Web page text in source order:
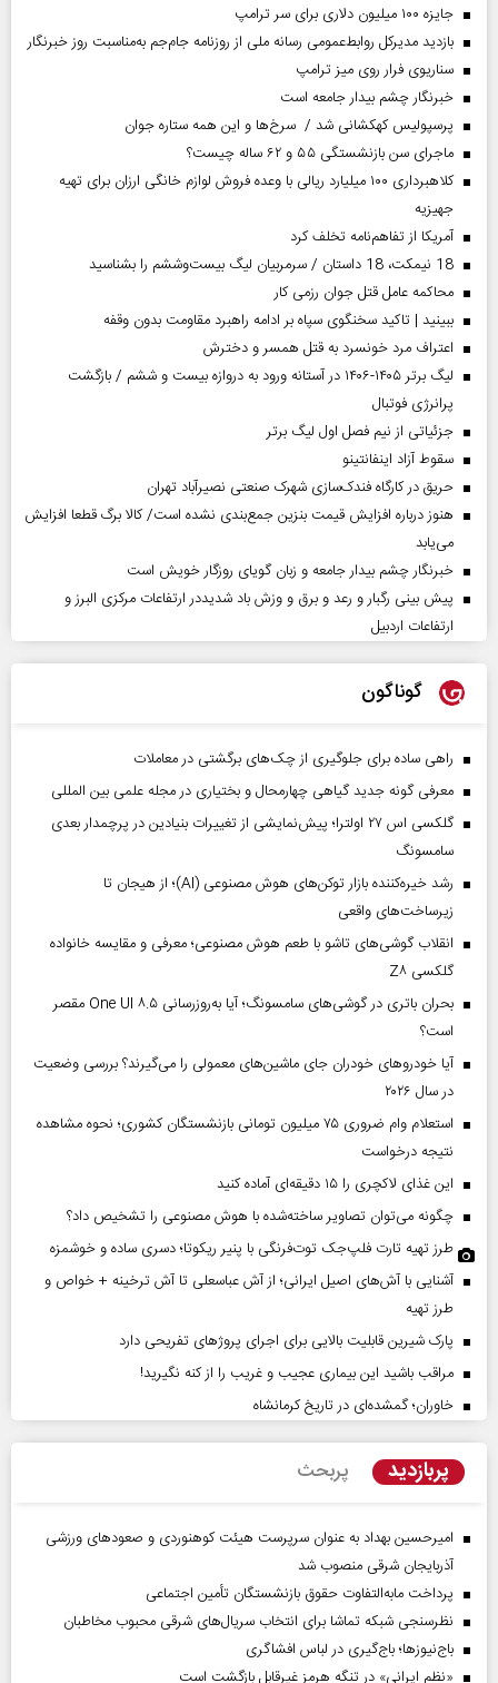
جایزه ۱۰۰ میلیون دلاری برای سر ترامپ
بازدید مدیرکل روابط‌عمومی رسانه ملی از روزنامه جام‌جم به‌مناسبت روز خبرنگار
سناریوی فرار روی میز ترامپ
خبرنگار چشم بیدار جامعه است
پرسپولیس کهکشانی شد / سرخ‌ها و این همه ستاره جوان
ماجرای سن بازنشستگی ۵۵ و ۶۲ ساله چیست؟
کلاهبرداری ۱۰۰ میلیارد ریالی با وعده فروش لوازم خانگی ارزان برای تهیه
جهیزیه
آمریکا از تفاهم‌نامه تخلف کرد
18 نیمکت، 18 داستان / سرمربیان لیگ بیست‌وششم را بشناسید
محاکمه عامل قتل جوان رزمی کار
ببینید | تاکید سخنگوی سپاه بر ادامه راهبرد مقاومت بدون وقفه
اعتراف مرد خونسرد به قتل همسر و دخترش
لیگ برتر ۱۴۰۵-۱۴۰۶ در آستانه ورود به دروازه بیست و ششم / بازگشت
پرانرژی فوتبال
جزئیاتی از نیم فصل اول لیگ برتر
سقوط آزاد اینفانتینو
حریق در کارگاه فندک‌سازی شهرک صنعتی نصیرآباد تهران
هنوز درباره افزایش قیمت بنزین جمع‌بندی نشده است/ کالا برگ قطعا افزایش
می‌یابد
خبرنگار چشم بیدار جامعه و زبان گویای روزگار خویش است
پیش بینی رگبار و رعد و برق و وزش باد شدیددر ارتفاعات مرکزی البرز و
ارتفاعات اردبیل
گوناگون
راهی ساده برای جلوگیری از چک‌های برگشتی در معاملات
معرفی گونه جدید گیاهی چهارمحال و بختیاری در مجله علمی بین المللی
گلکسی اس ۲۷ اولترا؛ پیش‌نمایشی از تغییرات بنیادین در پرچمدار بعدی
سامسونگ
رشد خیره‌کننده بازار توکن‌های هوش مصنوعی (AI)؛ از هیجان تا
زیرساخت‌های واقعی
انقلاب گوشی‌های تاشو‌ با طعم هوش مصنوعی؛ معرفی و مقایسه خانواده
گلکسی Z۸
بحران باتری در گوشی‌های سامسونگ؛ آیا به‌روزرسانی One UI ۸.۵ مقصر
است؟
آیا خودروهای خودران جای ماشین‌های معمولی را می‌گیرند؟ بررسی وضعیت
در سال ۲۰۲۶
استعلام وام ضروری ۷۵ میلیون تومانی بازنشستگان کشوری؛ نحوه مشاهده
نتیجه درخواست
این غذای لاکچری را ۱۵ دقیقه‌ای آماده کنید
چگونه می‌توان تصاویر ساخته‌شده با هوش مصنوعی را تشخیص داد؟
طرز تهیه تارت فلپ‌جک توت‌فرنگی با پنیر ریکوتا؛ دسری ساده و خوشمزه
آشنایی با آش‌های اصیل ایرانی؛ از آش عباسعلی تا آش ترخینه + خواص و
طرز تهیه
پارک شیرین قابلیت‌ بالایی برای اجرای پروژهای تفریحی دارد
مراقب باشید این بیماری عجیب و غریب را از کنه نگیرید!
خاوران؛ گمشده‌ای در تاریخ کرمانشاه
پربازدید پربحث
امیرحسین بهداد به عنوان سرپرست هیئت کوهنوردی و صعودهای ورزشی
آذربایجان شرقی منصوب شد
پرداخت مابه‌التفاوت حقوق بازنشستگان تأمین اجتماعی
نظرسنجی شبکه تماشا برای انتخاب سریال‌های شرقی محبوب مخاطبان
باج‌نیوزها؛ باج‌گیری در لباس افشاگری
«نظم ایرانی» در تنگه هرمز غیرقابل بازگشت است